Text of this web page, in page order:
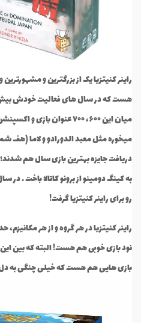
راینر کنیتزیا یک از بزرگترین و
میان این ۶۰۰، ۷۰۰ عنوان
میخوره مثل معبد الدورادو و لاما (هف
رو برای راینر کنیتزیا گرفت!
راینر کنیتزیا در هر گروه و از هر
نود بازی خوبی هم هست! البته که بین
بازی هایی هم هست که خیلی چنگی به